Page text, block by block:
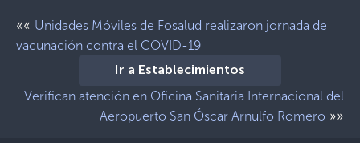
«« Unidades Móviles de Fosalud realizaron jornada de
vacunación contra el COVID-19
Ir a Establecimientos
Verifican atención en Oficina Sanitaria Internacional del
Aeropuerto San Óscar Arnulfo Romero »»